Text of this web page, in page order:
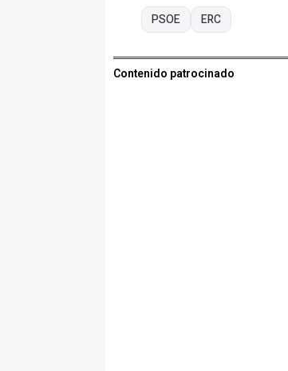
PSOE ERC
Contenido patrocinado